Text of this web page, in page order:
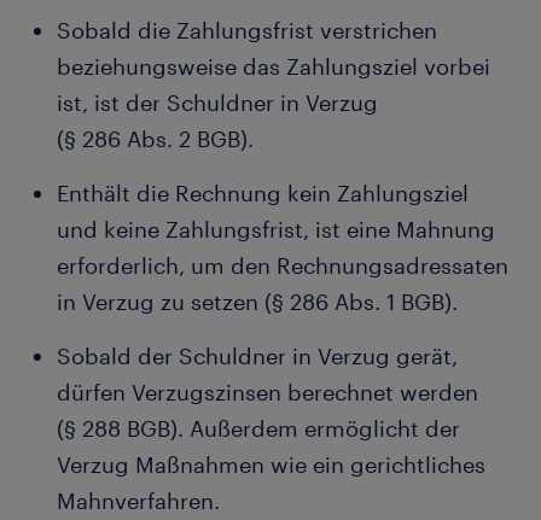
Sobald die Zahlungsfrist verstrichen
beziehungsweise das Zahlungsziel vorbei
ist, ist der Schuldner in Verzug
(§ 286 Abs. 2 BGB).
Enthält die Rechnung kein Zahlungsziel
und keine Zahlungsfrist, ist eine Mahnung
erforderlich, um den Rechnungsadressaten
in Verzug zu setzen (§ 286 Abs. 1 BGB).
Sobald der Schuldner in Verzug gerät,
dürfen Verzugszinsen berechnet werden
(§ 288 BGB). Außerdem ermöglicht der
Verzug Maßnahmen wie ein gerichtliches
Mahnverfahren.